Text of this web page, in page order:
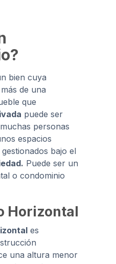
bien cuya
de una
que
puede ser
personas
espacios
bajo el
Puede ser un
o condominio
Horizontal
es
una altura menor